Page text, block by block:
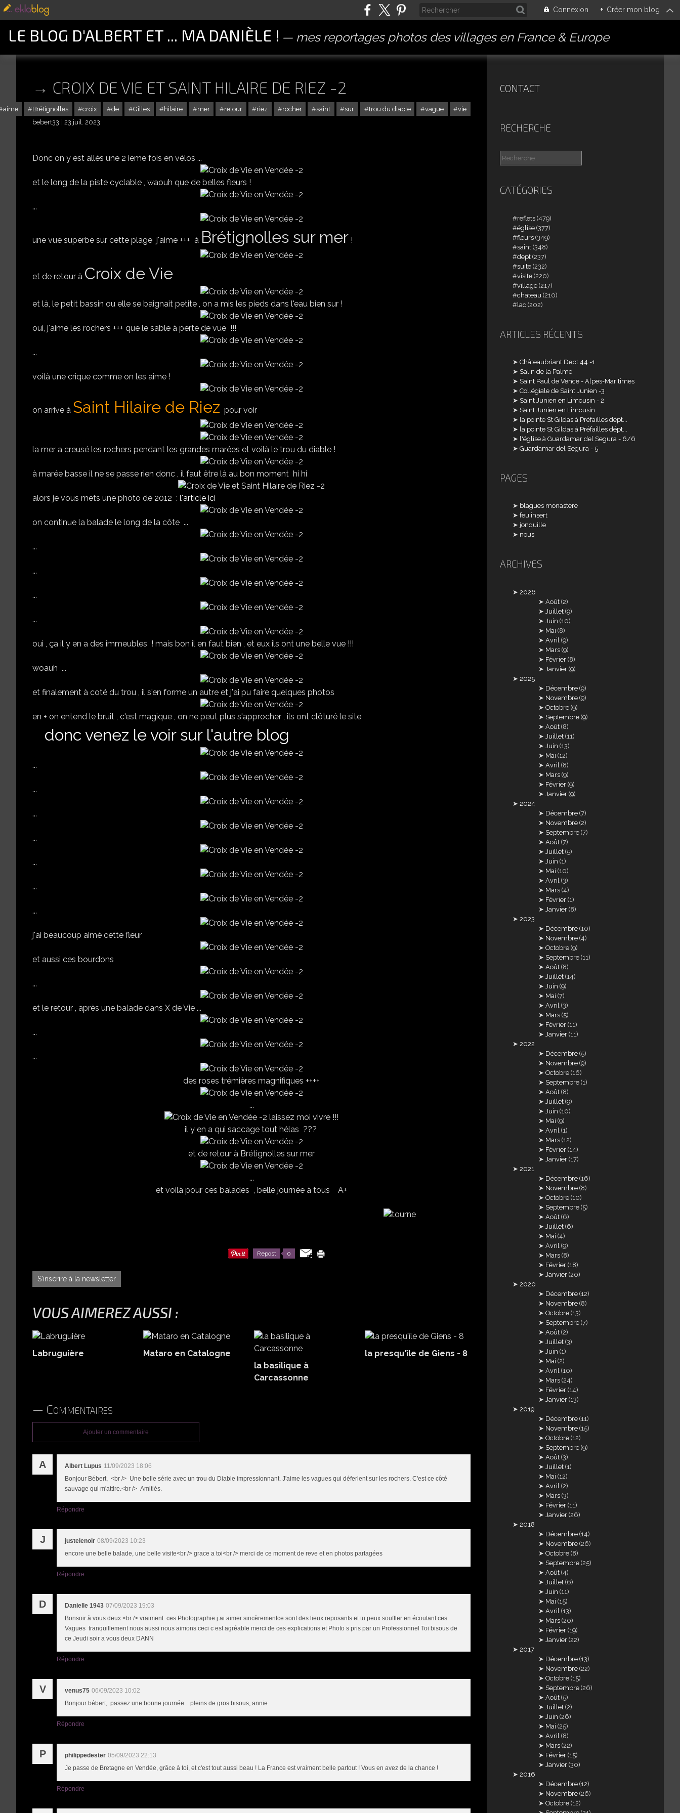
Connexion + Créer mon blog
LE BLOG D'ALBERT ET ... MA DANIÈLE ! mes reportages photos des villages en France & Europe
CROIX DE VIE ET SAINT HILAIRE DE RIEZ -2
aime Brétignolles croix de Gilles hilaire mer retour riez rocher saint sur trou du diable vague
vie
bebert33
23 juil. 2023
Donc on y est allés une 2 ieme fois en vélos ...
et le long de la piste cyclable , waouh que de belles fleurs !
...
une vue superbe sur cette plage j'aime +++ à Brétignolles sur mer !
et de retour à Croix de Vie
et là, le petit bassin ou elle se baignait petite , on a mis les pieds dans l'eau bien sur !
oui, j'aime les rochers +++ que le sable à perte de vue !!!
...
voilà une crique comme on les aime !
on arrive à Saint Hilaire de Riez pour voir
la mer a creusé les rochers pendant les grandes marées et voilà le trou du diable !
à marée basse il ne se passe rien donc , il faut être là au bon moment hi hi
alors je vous mets une photo de 2012 : l'article ici
on continue la balade le long de la côte ...
...
...
...
...
oui , ça il y en a des immeubles ! mais bon il en faut bien , et eux ils ont une belle vue !!!
woauh ...
et finalement à coté du trou , il s'en forme un autre et j'ai pu faire quelques photos
en + on entend le bruit , c'est magique , on ne peut plus s'approcher , ils ont clôturé le site
donc venez le voir sur l'autre blog
...
...
...
...
...
...
...
j'ai beaucoup aimé cette fleur
et aussi ces bourdons
...
et le retour , après une balade dans X de Vie ...
...
...
des roses trémières magnifiques ++++
...
laissez moi vivre !!!
il y en a qui saccage tout hélas ???
et de retour à Brétignolles sur mer
...
et voilà pour ces balades , belle journée à tous A+
Repost 0
S'inscrire à la newsletter
VOUS AIMEREZ AUSSI :
Labruguière
Mataro en Catalogne
la basilique à
Carcassonne
la presqu'île de Giens - 8
Commentaires
Ajouter un commentaire
A Albert Lupus 11/09/2023 18:06
Bonjour Bébert, <br /> Une belle série avec un trou du Diable impressionnant. J'aime les vagues qui déferlent sur les rochers. C'est ce côté
sauvage qui m'attire.<br /> Amitiés.
Répondre
J justelenoir 08/09/2023 10:23
encore une belle balade, une belle visite<br /> grace a toi<br /> merci de ce moment de reve et en photos partagées
Répondre
D Danielle 1943 07/09/2023 19:03
Bonsoir à vous deux <br /> vraiment ces Photographie j ai aimer sincèrementce sont des lieux reposants et tu peux souffler en écoutant ces
Vagues tranquillement nous aussi nous aimons ceci c est agréable merci de ces explications et Photo s pris par un Professionnel Toi bisous de
ce Jeudi soir a vous deux DANN
Répondre
V venus75 06/09/2023 10:02
Bonjour bébert, .passez une bonne journée... pleins de gros bisous, annie
Répondre
P philippedester 05/09/2023 22:13
Je passe de Bretagne en Vendée, grâce à toi, et c'est tout aussi beau ! La France est vraiment belle partout ! Vous en avez de la chance !
Répondre
CONTACT
RECHERCHE
CATÉGORIES
reflets (479)
église (377)
fleurs (349)
saint (348)
dept (237)
suite (232)
visite (220)
village (217)
chateau (210)
lac (202)
ARTICLES RÉCENTS
Châteaubriant Dept 44 -1
Salin de la Palme
Saint Paul de Vence - Alpes-Maritimes
Collégiale de Saint Junien -3
Saint Junien en Limousin - 2
Saint Junien en Limousin
la pointe St Gildas à Préfailles dépt...
la pointe St Gildas à Préfailles dépt...
l'église à Guardamar del Segura - 6/6
Guardamar del Segura - 5
PAGES
blagues monastère
feu insert
jonquille
nous
ARCHIVES
2026
Août (2)
Juillet (9)
Juin (10)
Mai (8)
Avril (9)
Mars (9)
Février (8)
Janvier (9)
2025
Décembre (9)
Novembre (9)
Octobre (9)
Septembre (9)
Août (8)
Juillet (11)
Juin (13)
Mai (12)
Avril (8)
Mars (9)
Février (9)
Janvier (9)
2024
Décembre (7)
Novembre (2)
Septembre (7)
Août (7)
Juillet (5)
Juin (1)
Mai (10)
Avril (3)
Mars (4)
Février (1)
Janvier (8)
2023
Décembre (10)
Novembre (4)
Octobre (9)
Septembre (11)
Août (8)
Juillet (14)
Juin (9)
Mai (7)
Avril (3)
Mars (5)
Février (11)
Janvier (11)
2022
Décembre (5)
Novembre (9)
Octobre (16)
Septembre (1)
Août (8)
Juillet (9)
Juin (10)
Mai (9)
Avril (1)
Mars (12)
Février (14)
Janvier (17)
2021
Décembre (16)
Novembre (8)
Octobre (10)
Septembre (5)
Août (6)
Juillet (6)
Mai (4)
Avril (9)
Mars (8)
Février (18)
Janvier (20)
2020
Décembre (12)
Novembre (8)
Octobre (13)
Septembre (7)
Août (2)
Juillet (3)
Juin (1)
Mai (2)
Avril (10)
Mars (24)
Février (14)
Janvier (13)
2019
Décembre (11)
Novembre (15)
Octobre (12)
Septembre (9)
Août (3)
Juillet (1)
Mai (12)
Avril (2)
Mars (3)
Février (11)
Janvier (26)
2018
Décembre (14)
Novembre (26)
Octobre (8)
Septembre (25)
Août (4)
Juillet (6)
Juin (11)
Mai (15)
Avril (13)
Mars (20)
Février (19)
Janvier (22)
2017
Décembre (13)
Novembre (22)
Octobre (15)
Septembre (26)
Août (5)
Juillet (2)
Juin (26)
Mai (25)
Avril (8)
Mars (22)
Février (15)
Janvier (30)
2016
Décembre (12)
Novembre (26)
Octobre (12)